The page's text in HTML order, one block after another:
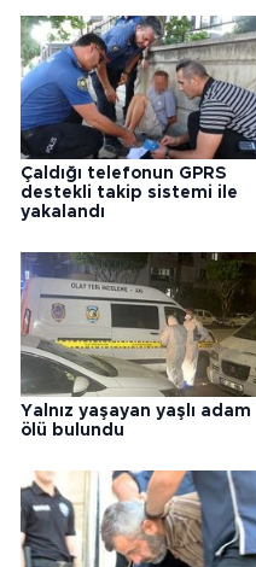
Çaldığı telefonun GPRS
destekli takip sistemi ile
yakalandı
Yalnız yaşayan yaşlı adam
ölü bulundu